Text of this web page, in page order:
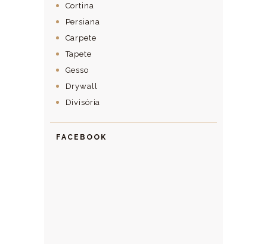
Cortina
Persiana
Carpete
Tapete
Gesso
Drywall
Divisória
FACEBOOK